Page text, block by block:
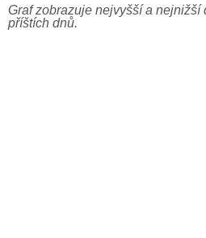
Graf zobrazuje nejvyšší a nejnižší
příštích dnů.